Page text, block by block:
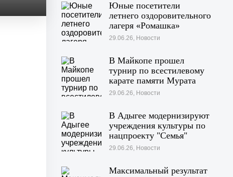
Юные посетители
летнего оздоровительного
лагеря «Ромашка»
побывали на экскурсии в
29.06.26, Новости
В Майкопе прошел
турнир по всестилевому
карате памяти Мурата
Хачекожева
29.06.26, Новости
В Адыгее модернизируют
учреждения культуры по
нацпроекту "Семья"
29.06.26, Новости
Максимальный результат